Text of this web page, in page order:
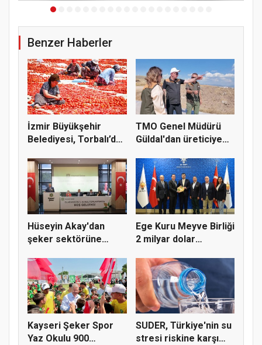
Benzer Haberler
İzmir Büyükşehir
Belediyesi, Torbalı’da
TMO Genel Müdürü
Güldal'dan üreticiye
Hüseyin Akay'dan
şeker sektörüne
Ege Kuru Meyve Birliği
2 milyar dolar
Kayseri Şeker Spor
Yaz Okulu 900
SUDER, Türkiye'nin su
stresi riskine karşı